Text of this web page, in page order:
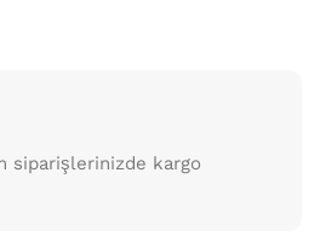
siparişlerinizde kargo